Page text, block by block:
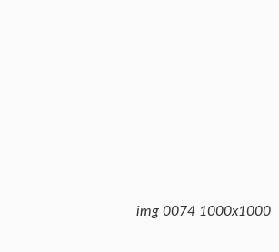
img 0074 1000x1000